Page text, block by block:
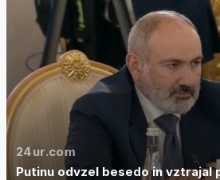
24ur.com
Putinu odvzel besedo in vztrajal